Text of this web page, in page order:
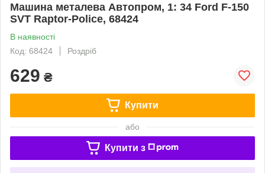
Машина металева Автопром, 1: 34 Ford F-150
SVT Raptor-Police, 68424
В наявності
Код: 68424
Роздріб
629 ₴
Купити
або
Купити з